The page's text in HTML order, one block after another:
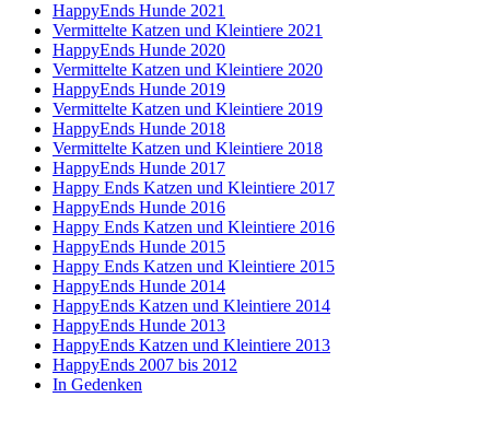
HappyEnds Hunde 2021
Vermittelte Katzen und Kleintiere 2021
HappyEnds Hunde 2020
Vermittelte Katzen und Kleintiere 2020
HappyEnds Hunde 2019
Vermittelte Katzen und Kleintiere 2019
HappyEnds Hunde 2018
Vermittelte Katzen und Kleintiere 2018
HappyEnds Hunde 2017
Happy Ends Katzen und Kleintiere 2017
HappyEnds Hunde 2016
Happy Ends Katzen und Kleintiere 2016
HappyEnds Hunde 2015
Happy Ends Katzen und Kleintiere 2015
HappyEnds Hunde 2014
HappyEnds Katzen und Kleintiere 2014
HappyEnds Hunde 2013
HappyEnds Katzen und Kleintiere 2013
HappyEnds 2007 bis 2012
In Gedenken